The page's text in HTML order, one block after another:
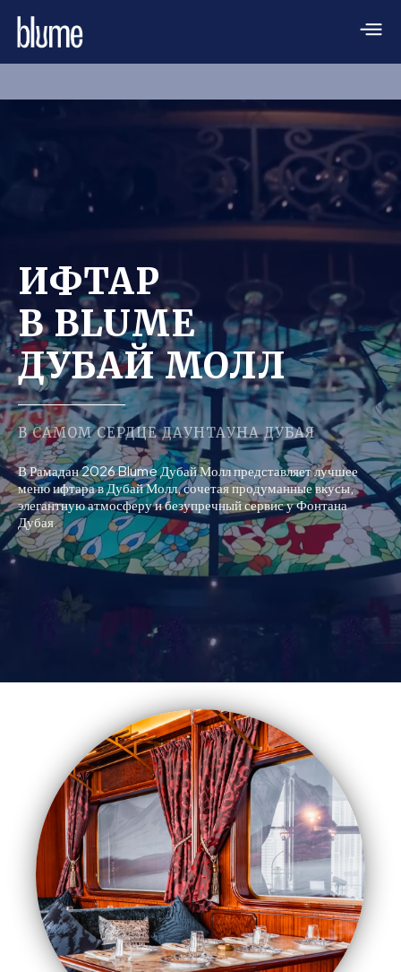
ИФТАР
В BLUME
ДУБАЙ МОЛЛ
В САМОМ СЕРДЦЕ ДАУНТАУНА ДУБАЯ
В Рамадан 2026 Blume Дубай Молл представляет лучшее
меню ифтара в Дубай Молл, сочетая продуманные вкусы,
элегантную атмосферу и безупречный сервис у Фонтана
Дубая.